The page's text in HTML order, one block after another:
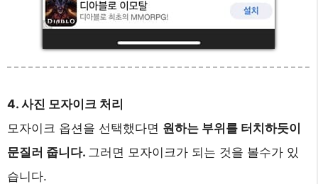
4. 사진 모자이크 처리
모자이크 옵션을 선택했다면 원하는 부위를 터치하듯이
문질러 줍니다. 그러면 모자이크가 되는 것을 볼수가 있
습니다.